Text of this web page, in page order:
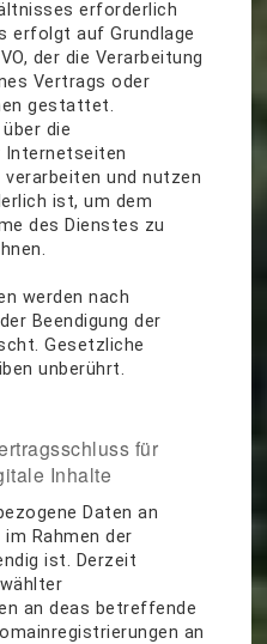
erforderlich
erfolgt auf Grundlage
der die Verarbeitung
Vertrags oder
gestattet.
die
Internetseiten
und nutzen
ist, um dem
des Dienstes zu
werden nach
Beendigung der
Gesetzliche
unberührt.
für
Inhalte
Daten an
Rahmen der
ist. Derzeit
an deas betreffende
an